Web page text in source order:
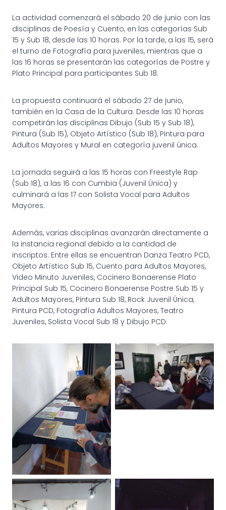
La actividad comenzará el sábado 20 de junio con las
disciplinas de Poesía y Cuento, en las categorías Sub
15 y Sub 18, desde las 10 horas. Por la tarde, a las 15, será
el turno de Fotografía para juveniles, mientras que a
las 16 horas se presentarán las categorías de Postre y
Plato Principal para participantes Sub 18.
La propuesta continuará el sábado 27 de junio,
también en la Casa de la Cultura. Desde las 10 horas
competirán las disciplinas Dibujo (Sub 15 y Sub 18),
Pintura (Sub 15), Objeto Artístico (Sub 18), Pintura para
Adultos Mayores y Mural en categoría juvenil única.
La jornada seguirá a las 15 horas con Freestyle Rap
(Sub 18), a las 16 con Cumbia (Juvenil Única) y
culminará a las 17 con Solista Vocal para Adultos
Mayores.
Además, varias disciplinas avanzarán directamente a
la instancia regional debido a la cantidad de
inscriptos. Entre ellas se encuentran Danza Teatro PCD,
Objeto Artístico Sub 15, Cuento para Adultos Mayores,
Video Minuto Juveniles, Cocinero Bonaerense Plato
Principal Sub 15, Cocinero Bonaerense Postre Sub 15 y
Adultos Mayores, Pintura Sub 18, Rock Juvenil Única,
Pintura PCD, Fotografía Adultos Mayores, Teatro
Juveniles, Solista Vocal Sub 18 y Dibujo PCD.